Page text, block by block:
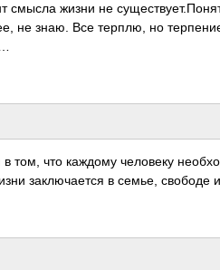
жизни не
не знаю. Все терплю, но
том, что каждому чело­веку
закл­ючае­тся в семье,